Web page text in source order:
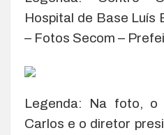
Hospital de Base Luís
– Fotos Secom –
Legenda: Na foto, o
Carlos e o diretor